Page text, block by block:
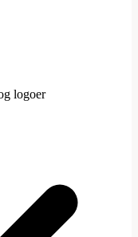
logoer